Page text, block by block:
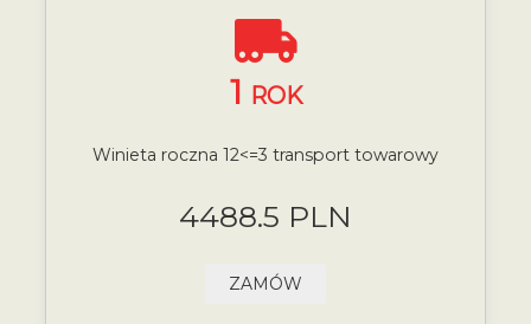
1 ROK
Winieta roczna 12<=3 transport towarowy
4488.5 PLN
ZAMÓW